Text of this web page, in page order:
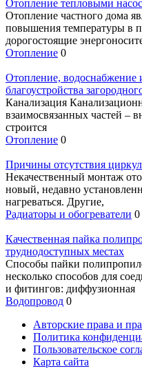
Отопление тепловыми
Отопление частного дома
повышения температуры в
дорогостоящие
Отопление 0
Отопление, водоснабжение
благоустройства
Канализация
взаимосвязанных частей –
строится
Отопление 0
Причины отсутствия
Некачественный монтаж
новый, недавно
нагреваться. Другие,
Радиаторы и обогреватели 0
Качественная пайка
труднодоступных местах
Способы пайки
несколько способов для
и фитингов: диффузионная
Водопровод 0
Авторские права и
Политика
Пользовательское
Карта сайта